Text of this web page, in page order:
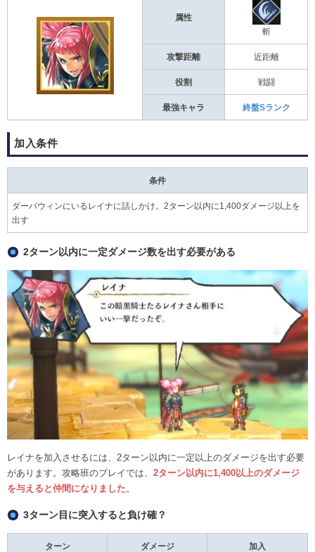
属性
斬
攻撃距離 近距離
役割 戦闘
最強キャラ 終盤Sランク
加入条件
条件
ダーバウィンにいるレイナに話しかけ。2ターン以内に1,400ダメージ以上を
出す
2ターン以内に一定ダメージ数を出す必要がある
レイナを加入させるには、2ターン以内に一定以上のダメージを出す必要
があります。攻略班のプレイでは、 2ターン以内に1,400以上のダメージ
を与えると仲間になりました。
3ターン目に突入すると負け確？
ターン ダメージ 加入